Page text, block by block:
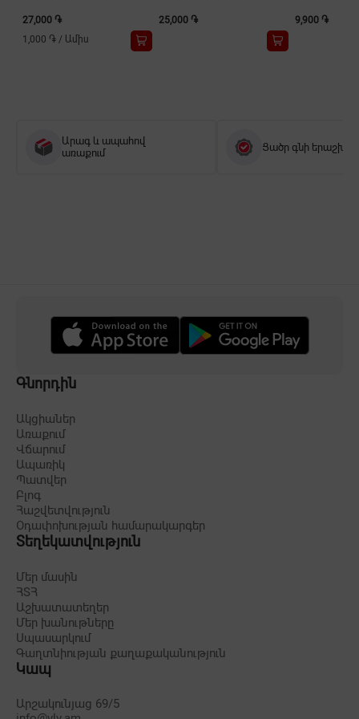
27,000 ֏
1,000 ֏ / Ամիս
25,000 ֏ 9,900 ֏
Արագ և ապահով
առաքում
Ցածր գնի երաշխիք
Գնորդին
Ակցիաներ
Առաքում
Վճարում
Ապառիկ
Պատվեր
Բլոգ
Հաշվետվություն
Օդափոխության համարակարգեր
Տեղեկատվություն
Մեր մասին
ՀՏՀ
Աշխատատեղեր
Մեր խանութները
Սպասարկում
Գաղտնիության քաղաքականություն
Կապ
Արշակունյաց 69/5